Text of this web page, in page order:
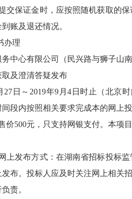
交保证金时，应按照随机获取的
账及退还情况。
办理
中心有限公司（民兴路与狮子山
及澄清答疑发布
27日～2019年9月4日时止（北京
段内按照相关要求完成本的网上投
价500元，只支持网银支付。本项
上发布方式：在湖南省招标投标
布。投标人应及时关注网上相关
责。